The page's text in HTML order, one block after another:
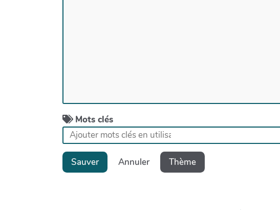
Mots clés
Sauver Annuler Thème